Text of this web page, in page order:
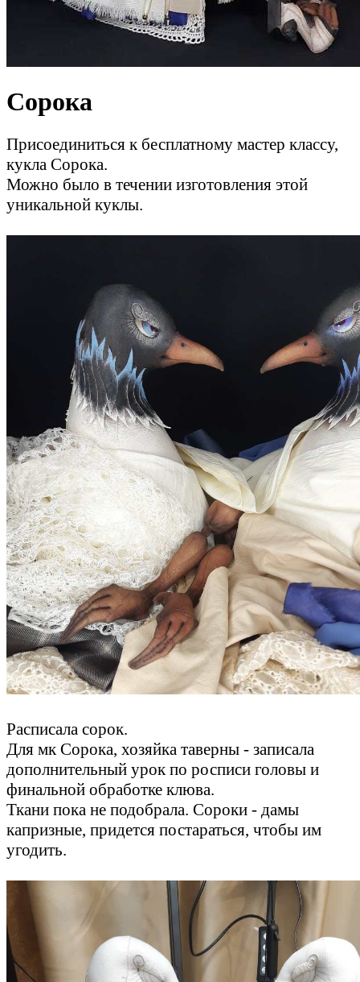
Сорока
Присоединиться к бесплатному мастер классу,
кукла Сорока.
Можно было в течении изготовления этой
уникальной куклы.
Расписала сорок.
Для мк Сорока, хозяйка таверны - записала
дополнительный урок по росписи головы и
финальной обработке клюва.
Ткани пока не подобрала. Сороки - дамы
капризные, придется постараться, чтобы им
угодить.